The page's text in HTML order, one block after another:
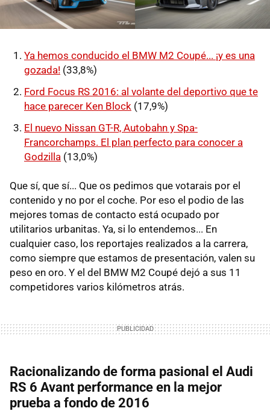
Ya hemos conducido el BMW M2 Coupé... ¡y es una
gozada! (33,8%)
Ford Focus RS 2016: al volante del deportivo que te
hace parecer Ken Block (17,9%)
El nuevo Nissan GT-R, Autobahn y Spa-
Francorchamps. El plan perfecto para conocer a
Godzilla (13,0%)
Que sí, que sí... Que os pedimos que votarais por el
contenido y no por el coche. Por eso el podio de las
mejores tomas de contacto está ocupado por
utilitarios urbanitas. Ya, si lo entendemos... En
cualquier caso, los reportajes realizados a la carrera,
como siempre que estamos de presentación, valen su
peso en oro. Y el del BMW M2 Coupé dejó a sus 11
competidores varios kilómetros atrás.
Racionalizando de forma pasional el Audi
RS 6 Avant performance en la mejor
prueba a fondo de 2016